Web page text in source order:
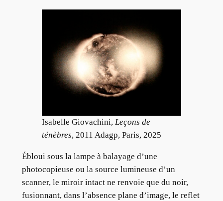
Isabelle Giovachini, Leçons de
ténèbres, 2011 Adagp, Paris, 2025
Ébloui sous la lampe à balayage d’une
photocopieuse ou la source lumineuse d’un
scanner, le miroir intact ne renvoie que du noir,
fusionnant, dans l’absence plane d’image, le reflet